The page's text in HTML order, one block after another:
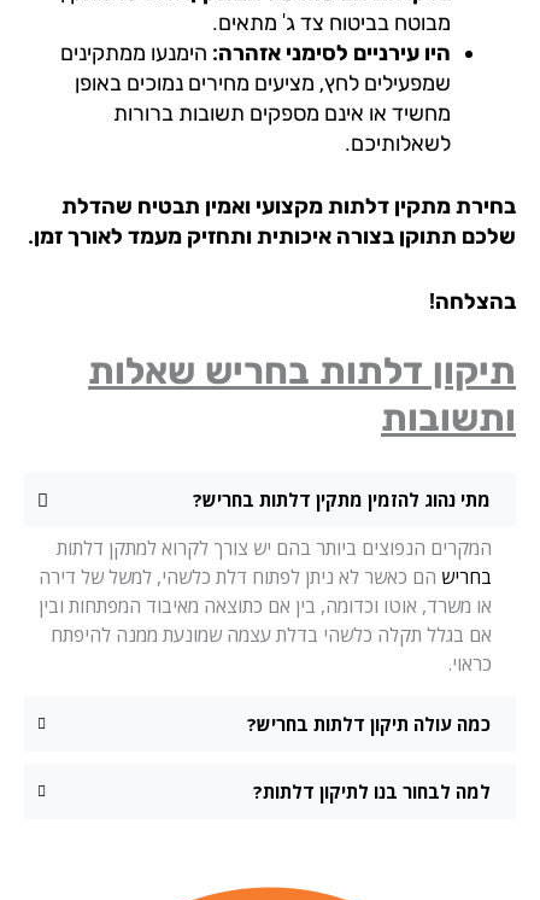
מבוטח בביטוח צד ג' מתאים.
היו עירניים לסימני אזהרה:הימנעו ממתקינים
שמפעילים לחץ, מציעים מחירים נמוכים באופן
מחשיד או אינם מספקים תשובות ברורות
לשאלותיכם.
מתקין דלתות מקצועי ואמין תבטיח שהדלת
תתוקן בצורה איכותית ותחזיק מעמד לאורך זמן.
דלתות בחריש שאלות
מתי נהוג להזמין מתקין דלתות בחריש?
המקרים הנפוצים ביותר בהם יש צורך לקרוא למתקן דלתות
בחרישהם כאשר לא ניתן לפתוח דלת כלשהי, למשל של דירה
או משרד, אוטו וכדומה, בין אם כתוצאה מאיבוד המפתחות ובין
אם בגלל תקלה כלשהי בדלת עצמה שמונעת ממנה להיפתח
כמה עולה תיקון דלתות בחריש?
למה לבחור בנו לתיקון דלתות?